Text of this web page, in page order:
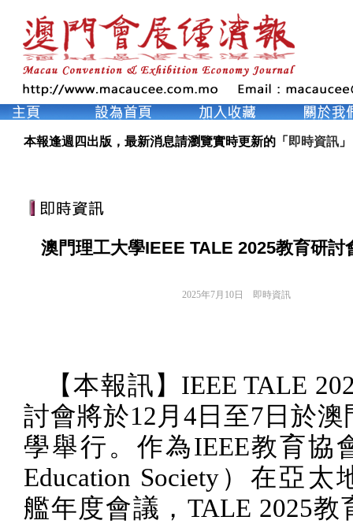
本報逢週四出版，最新消息請瀏覽實時更新的「 即時資訊 」
澳門理工大學IEEE TALE 2025教育研討
2025年7月10日 即時資訊
【本報訊】 IEEE TALE
討會將於12 月 4 日至7 日於
學舉行。作為IEEE教育協
Education Society）在亞太
艦年度會議， TALE 2025教